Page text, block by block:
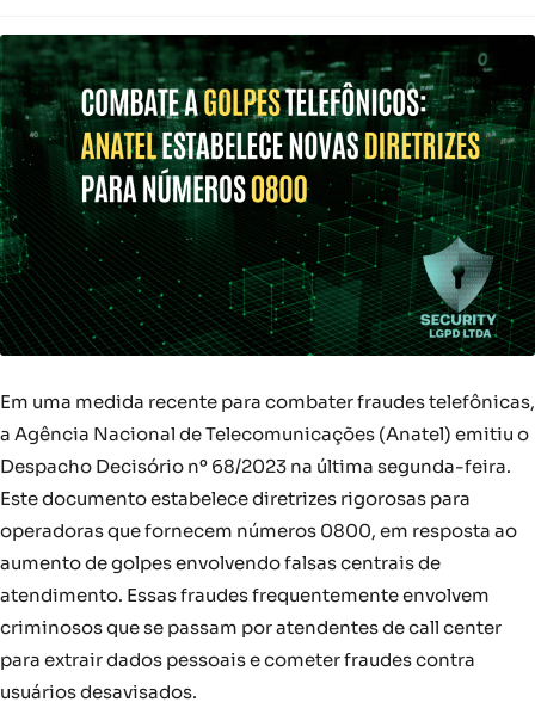
Em uma medida recente para combater fraudes telefônicas,
a Agência Nacional de Telecomunicações (Anatel) emitiu o
Despacho Decisório nº 68/2023 na última segunda-feira.
Este documento estabelece diretrizes rigorosas para
operadoras que fornecem números 0800, em resposta ao
aumento de golpes envolvendo falsas centrais de
atendimento. Essas fraudes frequentemente envolvem
criminosos que se passam por atendentes de call center
para extrair dados pessoais e cometer fraudes contra
usuários desavisados.